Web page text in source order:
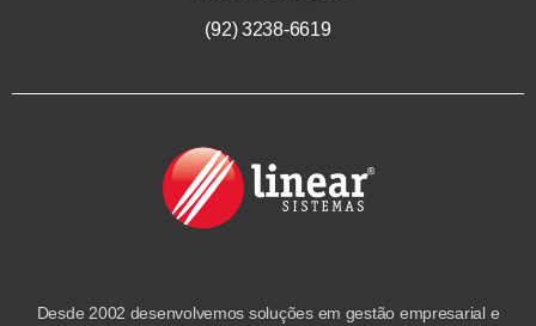
(92) 3238-6619
Desde 2002 desenvolvemos soluções em gestão empresarial e